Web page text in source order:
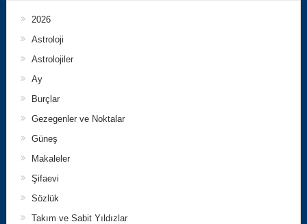
2026
Astroloji
Astrolojiler
Ay
Burçlar
Gezegenler ve Noktalar
Güneş
Makaleler
Şifaevi
Sözlük
Takım ve Sabit Yıldızlar